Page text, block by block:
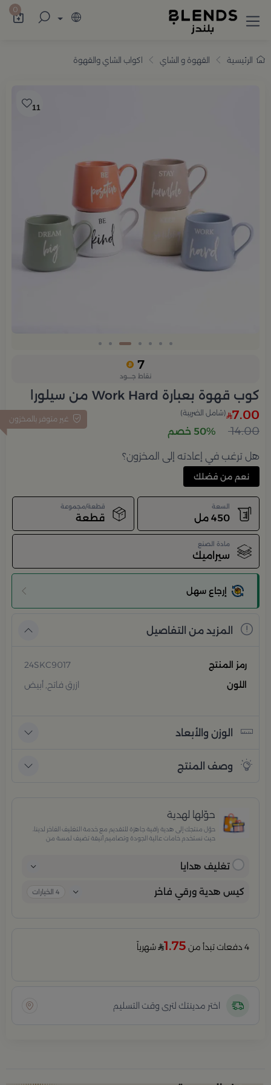
تسوّق من بلندز تشكيلة تضم ترامس القهوة 0
الرئيسية القهوة و الشاي اكواب الشاي والقهوة
11
7
نقاط جــــود
كوب قهوة بعبارة Work Hard من سيلورا
غير متوفر بالمخزون 7.00 (شامل الضريبة)
14.00 50% خصم
هل ترغب في إعادته إلى المخزون؟
نعم من فضلك
السعة
450 مل
قطعة/مجموعة
قطعة
مادة الصنع
سيراميك
إرجاع سهل
المزيد من التفاصيل
رمز المنتج
24SKC9017
اللون
ازرق فاتح, أبيض
الوزن والأبعاد
وصف المنتج
حوّلها لهدية
حوّل منتجك إلى هدية راقية جاهزة للتقديم مع خدمة التغليف الفاخر لدينا،
حيث نستخدم خامات عالية الجودة وتصاميم أنيقة تضيف لمسة من
تغليف هدايا
كيس هدية ورقي فاخر 4 الخيارات
4 دفعات تبدأ من 1.75 شهرياً
اختر مدينتك لترى وقت التسليم